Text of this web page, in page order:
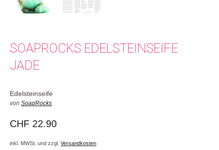
SOAPROCKS EDELSTEINSEIFE
JADE
Edelsteinseife
von SoapRocks
CHF 22.90
inkl. MWSt. und zzgl. Versandkosten